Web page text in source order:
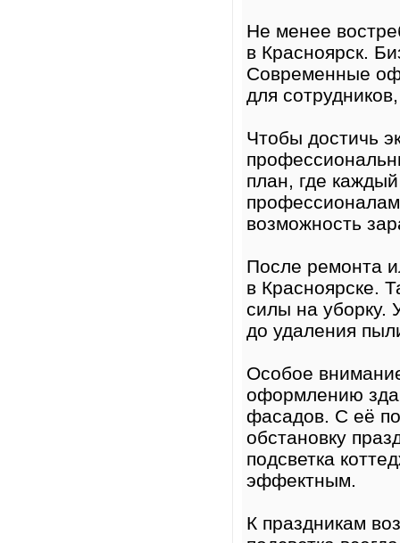
Не менее
в Красноярск.
Современные
для
Чтобы достичь
план, где
возможность
После ремонта
в Красноярске.
силы на уборку.
до удаления
Особое
оформлению
фасадов. С её
обстановку
подсветка
эффектным.
К праздникам